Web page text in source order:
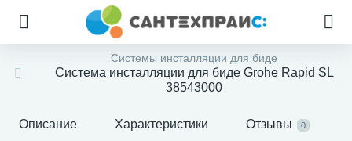
Системы инсталляции для биде
Система инсталляции для биде Grohe Rapid SL
38543000
Описание Характеристики Отзывы 0